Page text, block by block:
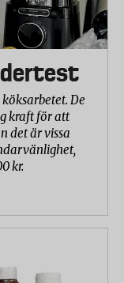
De
kraft för att
det är vissa
kr.